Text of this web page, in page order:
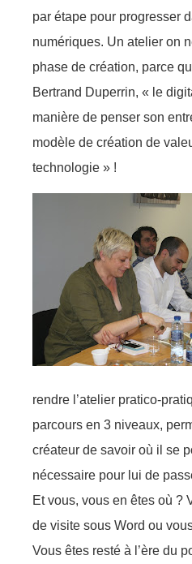
par étape pour progresser
numériques. Un atelier on
phase de création, parce
Bertrand Duperrin, « le
manière de penser son
modèle de création de
technologie » !
rendre l’atelier pratico-
parcours en 3 niveaux,
créateur de savoir où il se
nécessaire pour lui de
Et vous, vous en êtes où ?
de visite sous Word ou
Vous êtes resté à l’ère du